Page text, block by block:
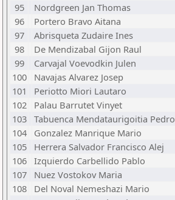
95
Nordgreen Jan Thomas
96
Portero Bravo Aitana
97
Abrisqueta Zudaire Ines
98
De Mendizabal Gijon Raul
99
Carvajal Voevodkin Julen
100
Navajas Alvarez Josep
101
Periotto Miori Lautaro
102
Palau Barrutet Vinyet
103 Tabuenca Mendataurigoitia Pedro
104
Gonzalez Manrique Mario
105
Herrera Salvador Francisco Alej
106 Izquierdo Carbellido Pablo
107
Nuez Vostokov Maria
108
Del Noval Nemeshazi Mario